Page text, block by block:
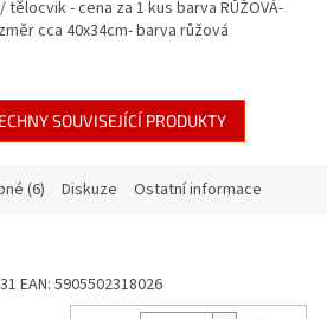
- cena za 1 kus barva RŮŽOVÁ-
cca 40x34cm- barva růžová
SOUVISEJÍCÍ PRODUKTY
(6) Diskuze Ostatní informace
EAN: 5905502318026